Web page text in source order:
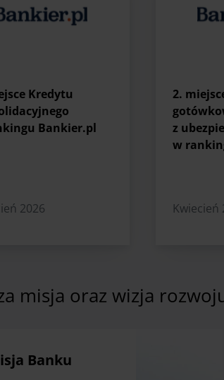
Kredytu
Bankier.pl
2026
2.
z
w
Kwiecień
misja oraz wizja
Banku